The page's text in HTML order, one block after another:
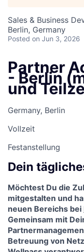
Sales & Business
Berlin, Germany
Posted on Jun 3, 2026
Partner
- Berlin
und
Germany, Berlin
Vollzeit
Festanstellung
Dein
Möchtest Du die
mitgestalten und
neuen Bereichs bei
Gemeinsam mit
Betreuung von